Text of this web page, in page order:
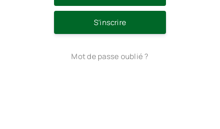
S’inscrire
Mot de passe oublié ?